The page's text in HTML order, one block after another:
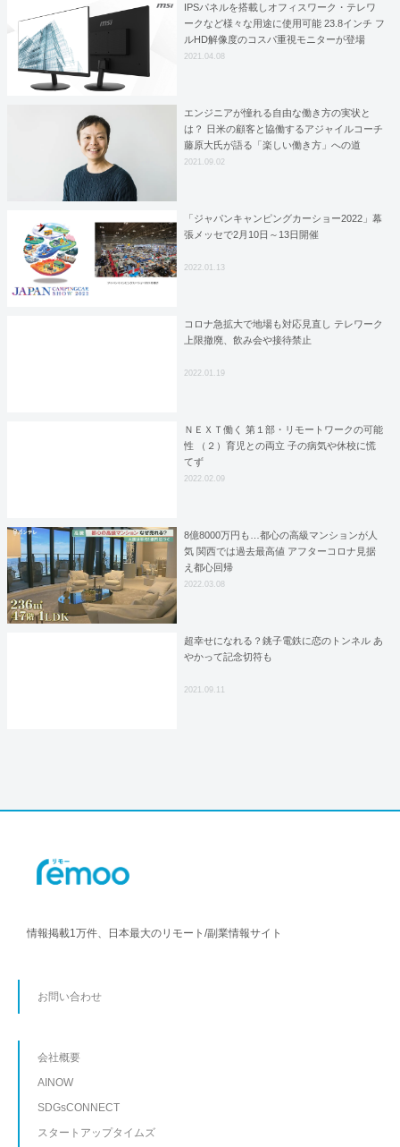
IPSパネルを搭載しオフィスワーク・テレワ
ークなど様々な用途に使用可能 23.8インチ フ
ルHD解像度のコスパ重視モニターが登場
PROシリーズ新モデルモニター「PRO
2021.04.08
エンジニアが憧れる自由な働き方の実状と
は？ 日米の顧客と協働するアジャイルコーチ
藤原大氏が語る「楽しい働き方」への道
2021.09.02
「ジャパンキャンピングカーショー2022」幕
張メッセで2月10日～13日開催
2022.01.13
コロナ急拡大で地場も対応見直し テレワーク
上限撤廃、飲み会や接待禁止
2022.01.19
ＮＥＸＴ働く 第１部・リモートワークの可能
性 （２）育児との両立 子の病気や休校に慌
てず
2022.02.09
8億8000万円も…都心の高級マンションが人
気 関西では過去最高値 アフターコロナ見据
え都心回帰
2022.03.08
超幸せになれる？銚子電鉄に恋のトンネル あ
やかって記念切符も
2021.09.11
情報掲載1万件、日本最大のリモート/副業情報サイト
お問い合わせ
会社概要
AINOW
SDGsCONNECT
スタートアップタイムズ